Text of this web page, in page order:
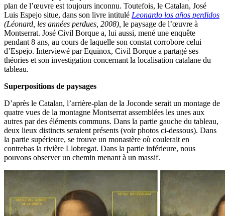
plan de l’œuvre est toujours inconnu. Toutefois, le Catalan, José
Luis Espejo situe, dans son livre intitulé Leonardo los años perdidos
(Léonard, les années perdues, 2008), le paysage de l’œuvre à
Montserrat. José Civil Borque a, lui aussi, mené une enquête
pendant 8 ans, au cours de laquelle son constat corrobore celui
d’Espejo. Interviewé par Equinox, Civil Borque a partagé ses
théories et son investigation concernant la localisation catalane du
tableau.
Superpositions de paysages
D’après le Catalan, l’arrière-plan de la Joconde serait un montage de
quatre vues de la montagne Montserrat assemblées les unes aux
autres par des éléments communs. Dans la partie gauche du tableau,
deux lieux distincts seraient présents (voir photos ci-dessous). Dans
la partie supérieure, se trouve un monastère où coulerait en
contrebas la rivière Llobregat. Dans la partie inférieure, nous
pouvons observer un chemin menant à un massif.